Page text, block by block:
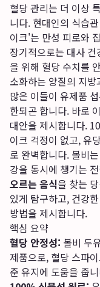
혈당 관리는 더 이상
니다. 현대인의 식습
이크'는 만성 피로와
장기적으로는 대사
을 위해 혈당 수치를
소화하는 양질의 지
많은 이들이 유제품
한되곤 합니다. 바로
대안을 제시합니다.
이크 걱정이 없고, 유
로 완벽합니다. 볼비
강을 동시에 챙기는
오르는 음식을 찾는
있게 탐구하고, 건강
방법을 제시합니다.
핵심 요약
혈당 안정성: 볼비 두
제품으로, 혈당 스파
준 유지에 도움을 줍